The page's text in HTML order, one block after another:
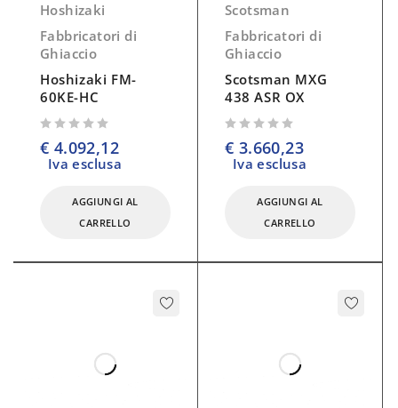
Hoshizaki
Fabbricatori di
Ghiaccio
Hoshizaki FM-
60KE-HC
€ 4.092,12
Iva esclusa
AGGIUNGI AL
CARRELLO
Scotsman
Fabbricatori di
Ghiaccio
Scotsman MXG
438 ASR OX
€ 3.660,23
Iva esclusa
AGGIUNGI AL
CARRELLO